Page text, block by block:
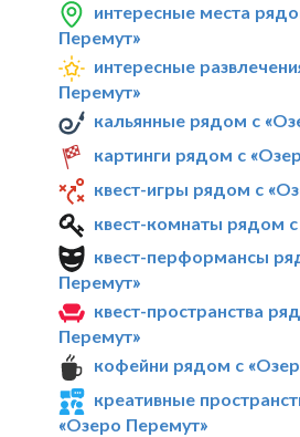
интересные места
Перемут»
интересные
Перемут»
кальянные рядом с
картинги рядом с
квест-игры рядом с
квест-комнаты рядом
квест-перформансы
Перемут»
квест-пространства
Перемут»
кофейни рядом с
креативные
«Озеро Перемут»